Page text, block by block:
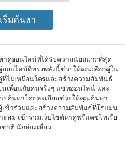
าคู่ออนไลน์ที่ได้รับความนิยมมากที่สุด
ออนไลน์ที่ทรงพลังนี้ช่วยให้คุณเลือกคู่ใน
ไม่เหมือนใครและสร้างความสัมพันธ์
เพื่อนกับคนจริงๆ แชทออนไลน์ และ
รค้นหาโดยละเอียดช่วยให้คุณค้นหา
ข้าร่วมและสร้างความสัมพันธ์ที่โรแมน
ะสม เข้าร่วมเว็บไซต์หาคู่ฟรีแคซโทเรีย
าติ นักท่องเที่ยว